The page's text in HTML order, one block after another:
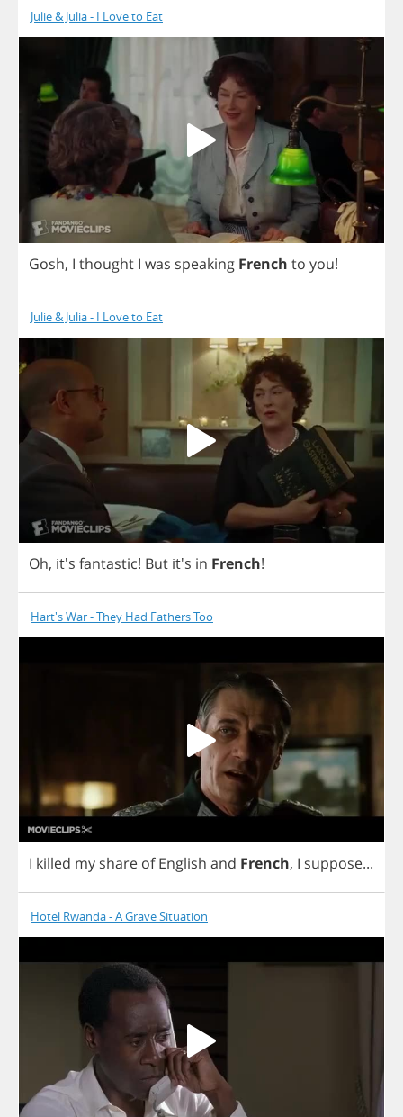
Julie & Julia - I Love to Eat
Gosh, I thought I was speaking French to you!
Julie & Julia - I Love to Eat
Oh, it's fantastic! But it's in French!
Hart's War - They Had Fathers Too
I killed my share of English and French, I suppose...
Hotel Rwanda - A Grave Situation